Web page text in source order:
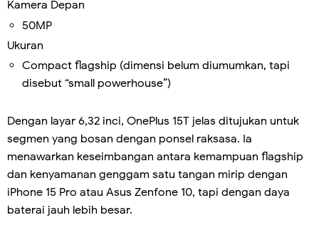
Kamera Depan
50MP
Ukuran
Compact flagship (dimensi belum diumumkan, tapi
disebut “small powerhouse”)
Dengan layar 6,32 inci, OnePlus 15T jelas ditujukan untuk
segmen yang bosan dengan ponsel raksasa. Ia
menawarkan keseimbangan antara kemampuan flagship
dan kenyamanan genggam satu tangan mirip dengan
iPhone 15 Pro atau Asus Zenfone 10, tapi dengan daya
baterai jauh lebih besar.